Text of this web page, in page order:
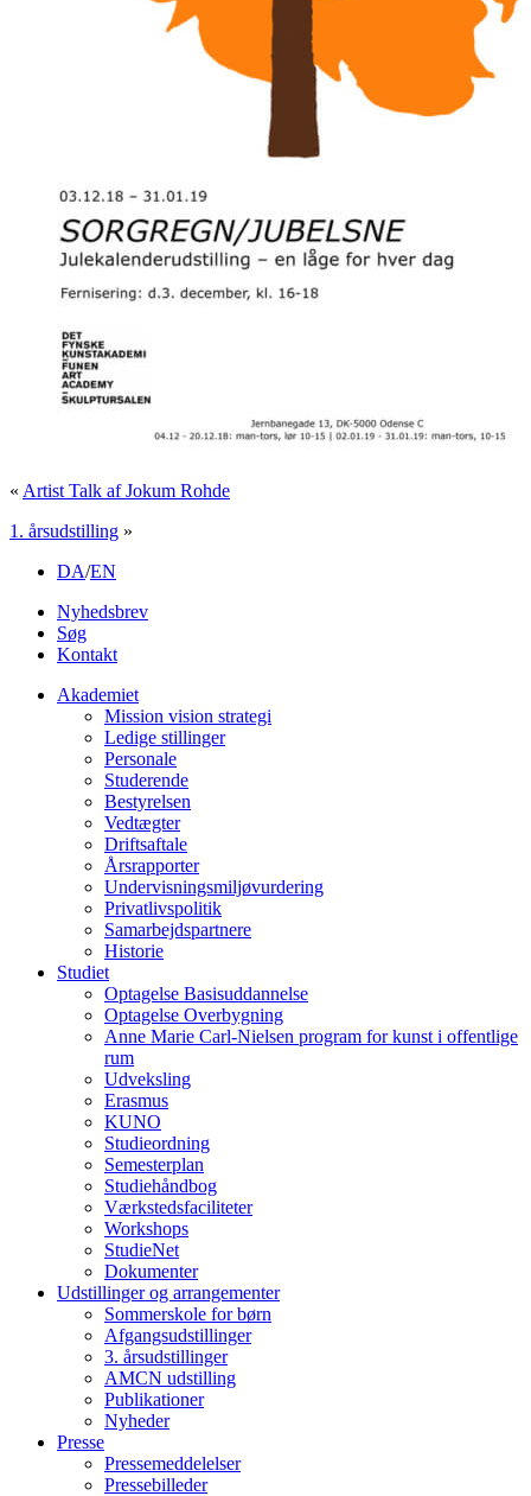
« Artist Talk af Jokum Rohde
1. årsudstilling »
DA/EN
Nyhedsbrev
Søg
Kontakt
Akademiet
Mission vision strategi
Ledige stillinger
Personale
Studerende
Bestyrelsen
Vedtægter
Driftsaftale
Årsrapporter
Undervisningsmiljøvurdering
Privatlivspolitik
Samarbejdspartnere
Historie
Studiet
Optagelse Basisuddannelse
Optagelse Overbygning
Anne Marie Carl-Nielsen program for kunst i offentlige
rum
Udveksling
Erasmus
KUNO
Studieordning
Semesterplan
Studiehåndbog
Værkstedsfaciliteter
Workshops
StudieNet
Dokumenter
Udstillinger og arrangementer
Sommerskole for børn
Afgangsudstillinger
3. årsudstillinger
AMCN udstilling
Publikationer
Nyheder
Presse
Pressemeddelelser
Pressebilleder